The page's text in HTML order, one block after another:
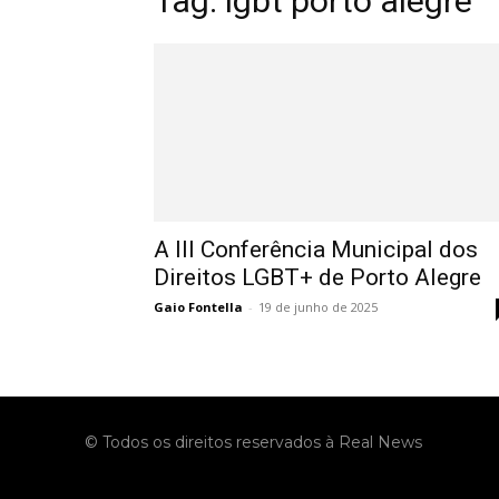
A III Conferência Municipal dos
Direitos LGBT+ de Porto Alegre
Gaio Fontella - 19 de junho de 2025
© Todos os direitos reservados à Real News